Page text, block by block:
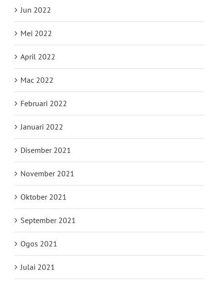
Jun 2022
Mei 2022
April 2022
Mac 2022
Februari 2022
Januari 2022
Disember 2021
November 2021
Oktober 2021
September 2021
Ogos 2021
Julai 2021